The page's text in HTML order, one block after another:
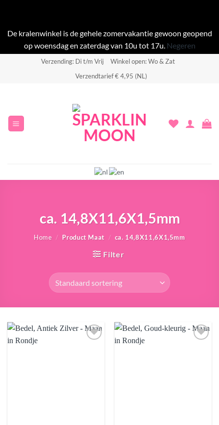
De kralenwinkel is de gehele zomervakantie gewoon geopend
op woensdag en zaterdag van 10u tot 17u. Negeren
Verzending: Di t/m Vrij
Winkel open: Wo & Zat
Verzendtarief € 4,95 (NL)
ca. 14,8X11,6X1,5mm
Home / Product Maat / ca. 14,8X11,6X1,5mm
Filter